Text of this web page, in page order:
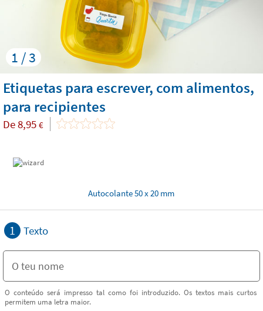
1 / 3
Etiquetas para escrever, com alimentos,
para recipientes
De8,95 €
Autocolante 50 x 20 mm
1 Texto
O conteúdo será impresso tal como foi introduzido. Os textos mais curtos
permitem uma letra maior.